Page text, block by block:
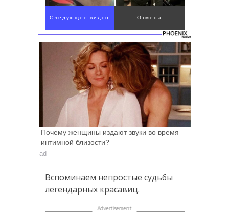
Следующее видео Отмена
Почему женщины издают звуки во время
интимной близости?
ad
Вспоминаем непростые судьбы
легендарных красавиц.